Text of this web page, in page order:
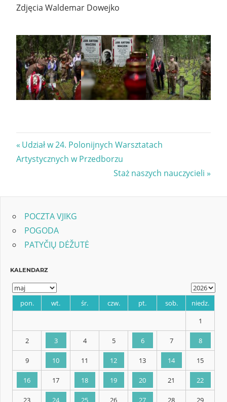
Zdjęcia Waldemar Dowejko
Nawigacja
wpisu
Previous
Post:
Udział w 24. Polonijnych Warsztatach
Artystycznych w Przedborzu
Next
Staż naszych nauczycieli
POCZTA VJIKG
POGODA
PATYČIŲ DĖŽUTĖ